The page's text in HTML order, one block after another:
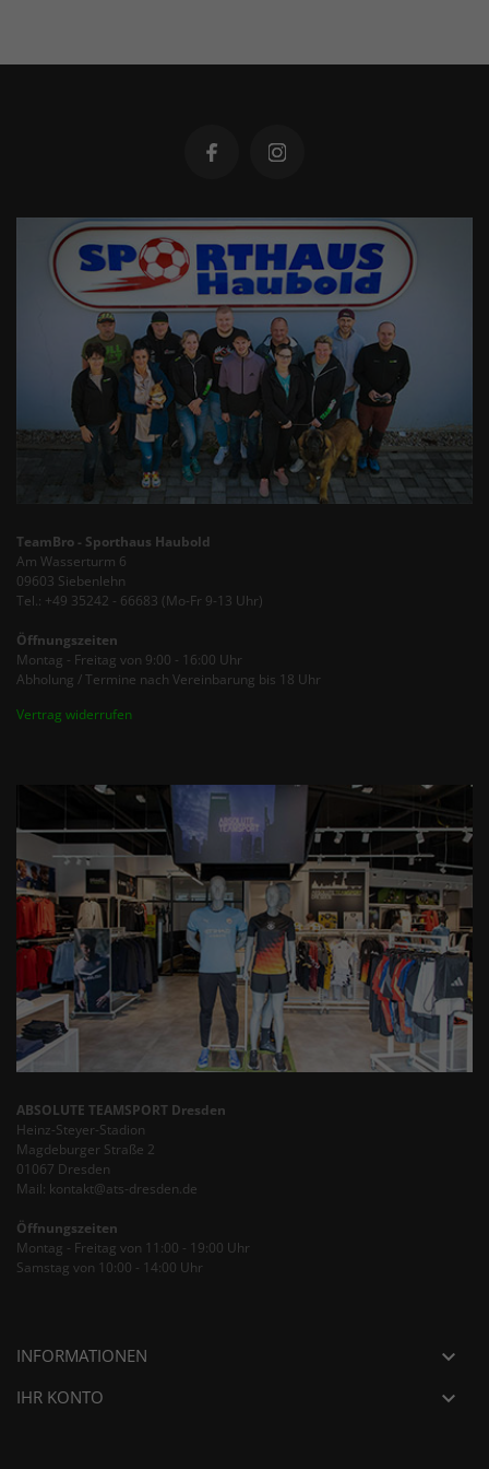
TeamBro - Sporthaus Haubold
Am Wasserturm 6
09603 Siebenlehn
Tel.: +49 35242 - 66683 (Mo-Fr 9-13 Uhr)
Öffnungszeiten
Montag - Freitag von 9:00 - 16:00 Uhr
Abholung / Termine nach Vereinbarung bis 18 Uhr
Vertrag widerrufen
ABSOLUTE TEAMSPORT Dresden
Heinz-Steyer-Stadion
Magdeburger Straße 2
01067 Dresden
Mail: kontakt@ats-dresden.de
Öffnungszeiten
Montag - Freitag von 11:00 - 19:00 Uhr
Samstag von 10:00 - 14:00 Uhr
INFORMATIONEN 
IHR KONTO 